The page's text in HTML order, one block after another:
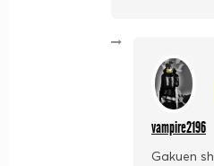
vampire2196
Gakuen